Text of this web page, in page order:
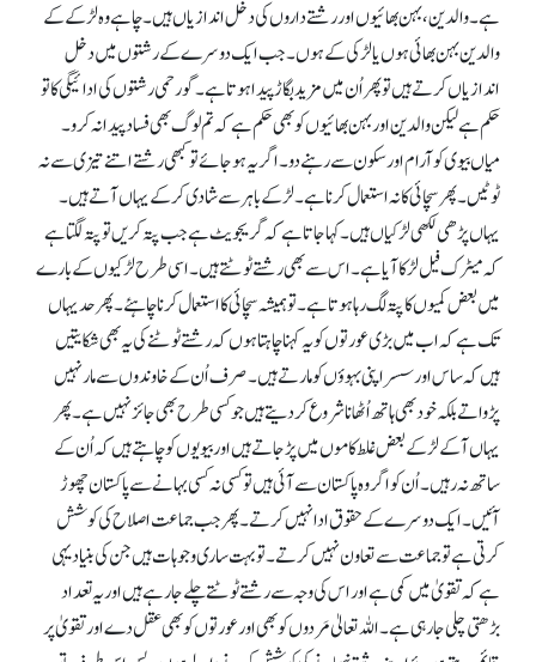
ہے۔ والدین، بہن بھائیوں اور رشتے داروں کی دخل اندازیاں ہیں۔ چاہے وہ لڑکے کے
والدین بہن بھائی ہوں یا لڑکی کے ہوں۔ جب ایک دوسرے کے رشتوں میں دخل
اندازیاں کرتے ہیں تو پھر اُن میں مزید بگاڑ پیدا ہوتا ہے۔ گو رحمی رشتوں کی ادائیگی کا تو
حکم ہے لیکن والدین اور بہن بھائیوں کو بھی حکم ہے کہ تم لوگ بھی فساد پیدا نہ کرو۔
میاں بیوی کو آرام اور سکون سے رہنے دو۔ اگر یہ ہو جائے تو کبھی رشتے اتنے تیزی سے نہ
ٹوٹیں۔ پھر سچائی کا نہ استعمال کرنا ہے۔ لڑکے باہر سے شادی کر کے یہاں آتے ہیں۔
یہاں پڑھی لکھی لڑکیاں ہیں۔ کہا جاتا ہے کہ گریجویٹ ہے جب پتہ کریں تو پتہ لگتا ہے
کہ میٹرک فیل لڑکا آیا ہے۔ اس سے بھی رشتے ٹوٹتے ہیں۔ اسی طرح لڑکیوں کے بارے
میں بعض کمیوں کا پتہ لگ رہا ہوتا ہے۔ تو ہمیشہ سچائی کا استعمال کرنا چاہئے۔ پھر حد یہاں
تک ہے کہ اب میں بڑی عورتوں کو یہ کہنا چاہتا ہوں کہ رشتے ٹوٹنے کی یہ بھی شکایتیں
ہیں کہ ساس اور سسر اپنی بہوؤں کو مارتے ہیں۔ صرف اُن کے خاوندوں سے مار نہیں
پڑواتے بلکہ خود بھی ہاتھ اُٹھانا شروع کر دیتے ہیں جو کسی طرح بھی جائز نہیں ہے۔ پھر
یہاں آ کے لڑکے بعض غلط کاموں میں پڑ جاتے ہیں اور بیویوں کو چاہتے ہیں کہ اُن کے
ساتھ نہ رہیں۔ اُن کو اگر وہ پاکستان سے آئی ہیں تو کسی نہ کسی بہانے سے پاکستان چھوڑ
آئیں۔ ایک دوسرے کے حقوق ادا نہیں کرتے۔ پھر جب جماعت اصلاح کی کوشش
کرتی ہے تو جماعت سے تعاون نہیں کرتے۔ تو بہت ساری وجوہات ہیں جن کی بنیاد یہی
ہے کہ تقویٰ میں کمی ہے اور اس کی وجہ سے رشتے ٹوٹتے چلے جا رہے ہیں اور یہ تعداد
بڑھتی چلی جا رہی ہے۔ اللہ تعالیٰ مَردوں کو بھی اور عورتوں کو بھی عقل دے اور تقویٰ پر